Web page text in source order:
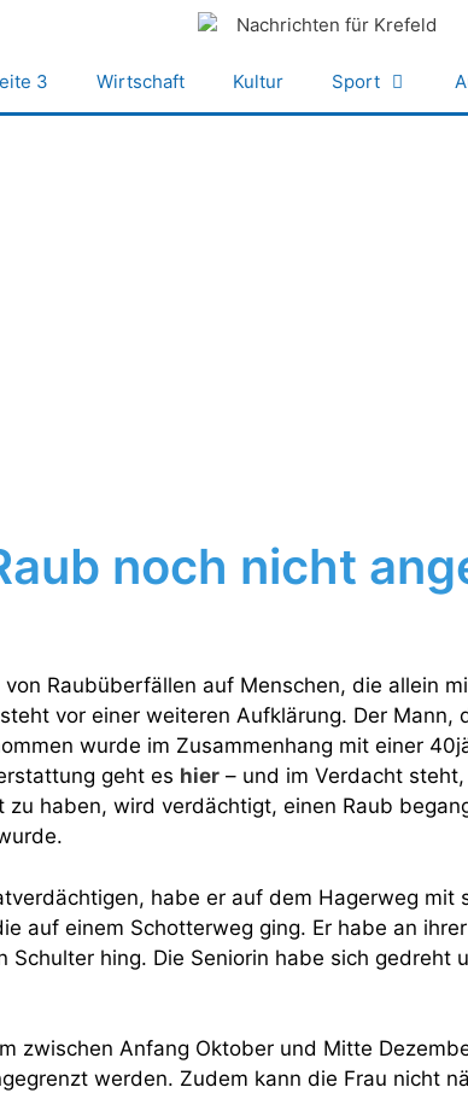
3 Wirtschaft Kultur Sport
noch nicht
von Raubüberfällen auf Menschen, die allein
vor einer weiteren Aufklärung. Der Mann,
wurde im Zusammenhang mit einer
geht es hier– und im Verdacht steht,
zu haben, wird verdächtigt, einen Raub
habe er auf dem Hagerweg mit
auf einem Schotterweg ging. Er habe an
Schulter hing. Die Seniorin habe sich gedreht
zwischen Anfang Oktober und Mitte
werden. Zudem kann die Frau nicht